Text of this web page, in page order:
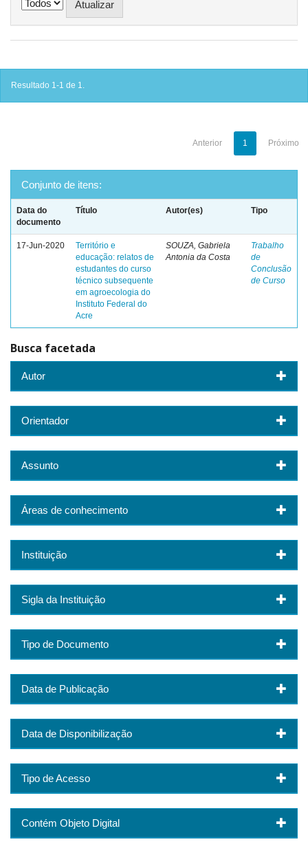
Resultado 1-1 de 1.
Anterior 1 Próximo
Conjunto de itens:
Data do
documento
Título Autor(es) Tipo
17-Jun-2020
Território e
educação: relatos de
estudantes do curso
técnico subsequente
em agroecologia do
Instituto Federal do
Acre
SOUZA, Gabriela
Antonia da Costa
Trabalho
de
Conclusão
de Curso
Busca facetada
Autor
Orientador
Assunto
Áreas de conhecimento
Instituição
Sigla da Instituição
Tipo de Documento
Data de Publicação
Data de Disponibilização
Tipo de Acesso
Contém Objeto Digital